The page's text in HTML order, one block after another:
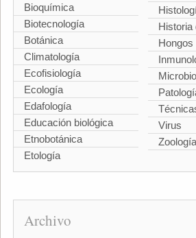
Bioquímica
Biotecnología
Botánica
Climatología
Ecofisiología
Ecología
Edafología
Educación biológica
Etnobotánica
Etología
Historia
Hongos
Virus
Zoología
Archivo